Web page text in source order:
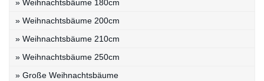
» Weihnachtsbäume 180cm
» Weihnachtsbäume 200cm
» Weihnachtsbäume 210cm
» Weihnachtsbäume 250cm
» Große Weihnachtsbäume